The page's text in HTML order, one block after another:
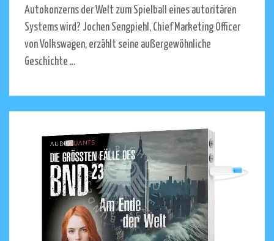
Autokonzerns der Welt zum Spielball eines autoritären
Systems wird? Jochen Sengpiehl, Chief Marketing Officer
von Volkswagen, erzählt seine außergewöhnliche
Geschichte ...